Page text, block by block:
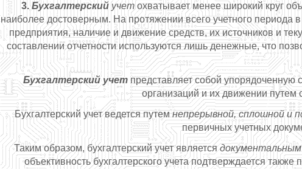
3.Бухгалтерский учет охватывает менее широкий круг
наиболее достоверным. На протяжении всего учетного периода
предприятия, наличие и движение средств, их источников и
составлении отчетности используются лишь денежные, что
Бухгалтерский учетпредставляет собой упорядоченную
организаций и их движении путем
Бухгалтерский учет ведется путемнепрерывной, сплошной и
первичных учетных
Таким образом, бухгалтерский учет является
объективность бухгалтерского учета подтверждается